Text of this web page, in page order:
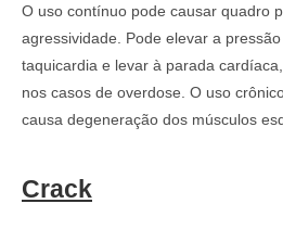
O uso contínuo pode causar quadro
agressividade. Pode elevar a
taquicardia e levar à parada
nos casos de overdose. O uso
causa degeneração dos músculos
Crack